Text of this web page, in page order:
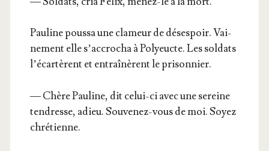
Pau­line pous­sa une cla­meur de déses­poir. Vai­
ne­ment elle s’ac­cro­cha à Poly­eucte. Les sol­dats
l’é­car­tèrent et entraî­nèrent le prisonnier.
— Chère Pau­line, dit celui-ci avec une sereine
ten­dresse, adieu. Sou­ve­nez-vous de moi. Soyez
chrétienne.